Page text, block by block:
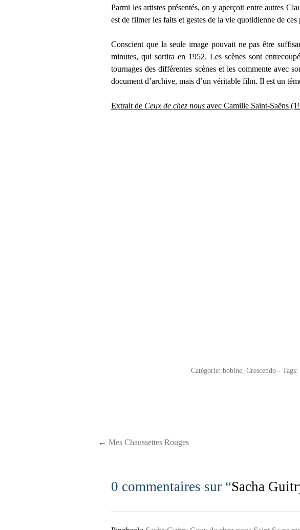
Parmi les artistes présentés, on y aperçoit entre autres
est de filmer les faits et gestes de la vie quotidienne de
Conscient que la seule image pouvait ne pas être
minutes, qui sortira en 1952. Les scènes sont
tournages des différentes scènes et les commente avec
document d’archive, mais d’un véritable film. Il est un
Extrait de Ceux de chez nous avec Camille Saint-Saëns
Catégorie: bobine Crescendo - Tags:
Post navigation
← Mes Chaussettes Rouges
0 commentaires sur “Sacha